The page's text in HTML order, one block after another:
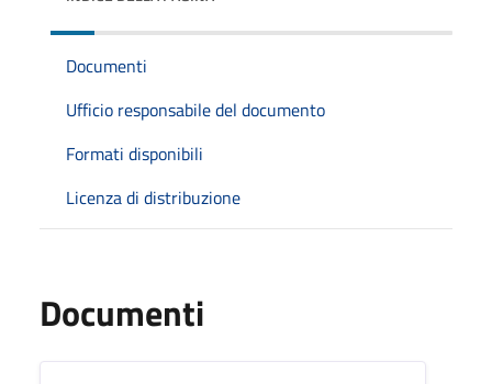
Documenti
Ufficio responsabile del documento
Formati disponibili
Licenza di distribuzione
Documenti